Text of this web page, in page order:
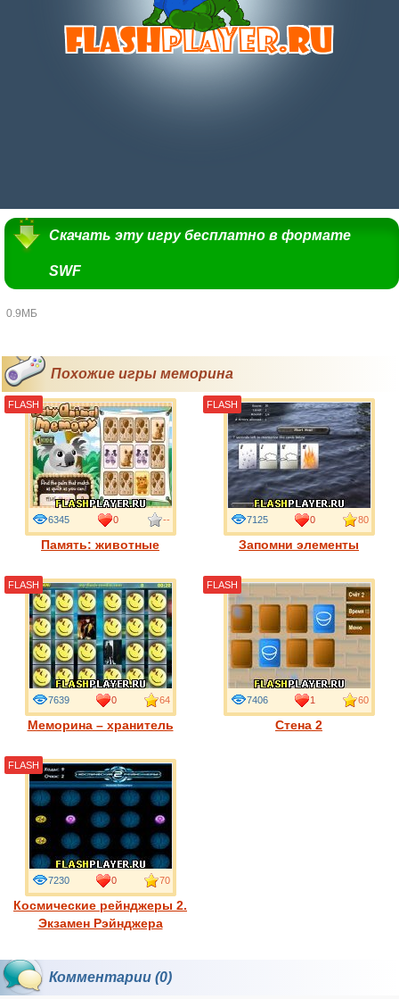
Скачать эту игру бесплатно в формате
SWF
0.9МБ
Похожие игры меморина
Память: животные
6345 0 --
FLASH
Запомни элементы
7125 0 80
FLASH
Меморина – хранитель
7639 0 64
FLASH
Стена 2
7406 1 60
FLASH
Космические рейнджеры 2.
Экзамен Рэйнджера
7230 0 70
FLASH
Комментарии (0)